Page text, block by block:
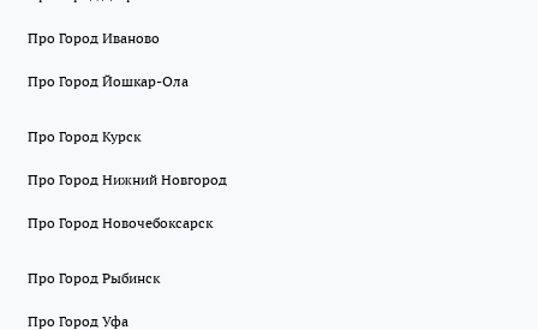
Про Город Иваново
Про Город Йошкар-Ола
Про Город Курск
Про Город Нижний Новгород
Про Город Новочебоксарск
Про Город Рыбинск
Про Город Уфа